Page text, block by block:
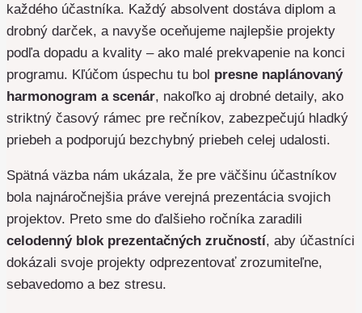
každého účastníka. Každý absolvent dostáva diplom a
drobný darček, a navyše oceňujeme najlepšie projekty
podľa dopadu a kvality – ako malé prekvapenie na konci
programu. Kľúčom úspechu tu bol presne naplánovaný
harmonogram a scenár, nakoľko aj drobné detaily, ako
striktný časový rámec pre rečníkov, zabezpečujú hladký
priebeh a podporujú bezchybný priebeh celej udalosti.
Spätná väzba nám ukázala, že pre väčšinu účastníkov
bola najnáročnejšia práve verejná prezentácia svojich
projektov. Preto sme do ďalšieho ročníka zaradili
celodenný blok prezentačných zručností, aby účastníci
dokázali svoje projekty odprezentovať zrozumiteľne,
sebavedomo a bez stresu.